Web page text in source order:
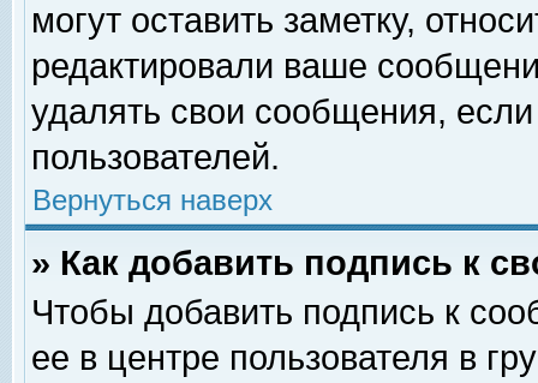
могут оставить заметку,
редактировали ваше
удалять свои сообщения,
пользователей.
Вернуться наверх
» Как добавить подпись к
Чтобы добавить подпись к
ее в центре пользователя в